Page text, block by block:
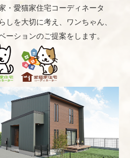
・愛猫家住宅コーディネータ
しを大切に考え、ワンちゃん、
ーションのご提案をします。